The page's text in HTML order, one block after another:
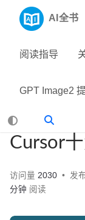
AI全书
阅读指导
GPT Image2
Cursor
访问量 2030 发
分钟 阅读